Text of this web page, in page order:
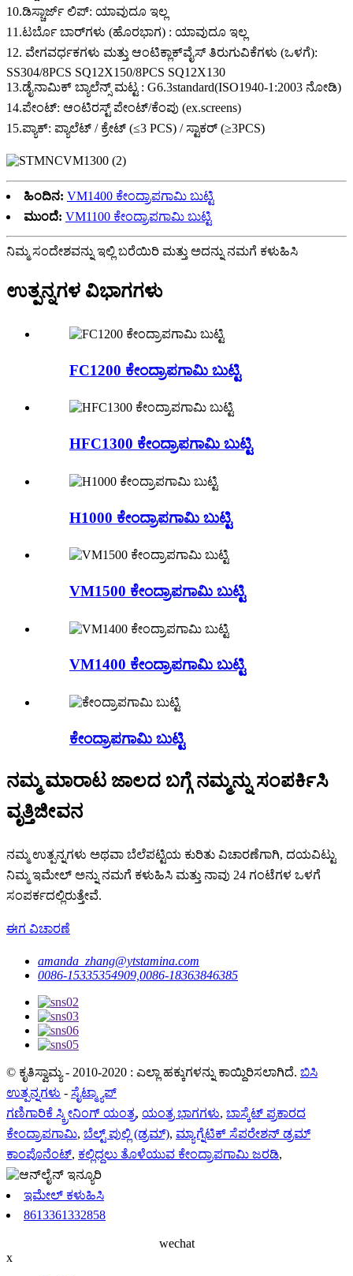
10.ಡಿಸ್ಚಾರ್ಜ್ ಲಿಪ್: ಯಾವುದೂ ಇಲ್ಲ
11.ಟರ್ಬೊ ಬಾರ್‌ಗಳು (ಹೊರಭಾಗ) : ಯಾವುದೂ ಇಲ್ಲ
12. ವೇಗವರ್ಧಕಗಳು ಮತ್ತು ಆಂಟಿಕ್ಲಾಕ್‌ವೈಸ್ ತಿರುಗುವಿಕೆಗಳು (ಒಳಗೆ):
SS304/8PCS SQ12X150/8PCS SQ12X130
13.ಡೈನಾಮಿಕ್ ಬ್ಯಾಲೆನ್ಸ್ ಮಟ್ಟ : G6.3standard(ISO1940-1:2003 ನೋಡಿ)
14.ಪೇಂಟ್: ಆಂಟಿರಸ್ಟ್ ಪೇಂಟ್/ಕೆಂಪು (ex.screens)
15.ಪ್ಯಾಕ್: ಪ್ಯಾಲೆಟ್ / ಕ್ರೇಟ್ (≤3 PCS) / ಸ್ಟಾಕರ್ (≥3PCS)
ಹಿಂದಿನ: VM1400 ಕೇಂದ್ರಾಪಗಾಮಿ ಬುಟ್ಟಿ
ಮುಂದೆ: VM1100 ಕೇಂದ್ರಾಪಗಾಮಿ ಬುಟ್ಟಿ
ನಿಮ್ಮ ಸಂದೇಶವನ್ನು ಇಲ್ಲಿ ಬರೆಯಿರಿ ಮತ್ತು ಅದನ್ನು ನಮಗೆ ಕಳುಹಿಸಿ
ಉತ್ಪನ್ನಗಳ ವಿಭಾಗಗಳು
FC1200 ಕೇಂದ್ರಾಪಗಾಮಿ ಬುಟ್ಟಿ
HFC1300 ಕೇಂದ್ರಾಪಗಾಮಿ ಬುಟ್ಟಿ
H1000 ಕೇಂದ್ರಾಪಗಾಮಿ ಬುಟ್ಟಿ
VM1500 ಕೇಂದ್ರಾಪಗಾಮಿ ಬುಟ್ಟಿ
VM1400 ಕೇಂದ್ರಾಪಗಾಮಿ ಬುಟ್ಟಿ
ಕೇಂದ್ರಾಪಗಾಮಿ ಬುಟ್ಟಿ
ನಮ್ಮ ಮಾರಾಟ ಜಾಲದ ಬಗ್ಗೆ ನಮ್ಮನ್ನು ಸಂಪರ್ಕಿಸಿ
ವೃತ್ತಿಜೀವನ
ನಮ್ಮ ಉತ್ಪನ್ನಗಳು ಅಥವಾ ಬೆಲೆಪಟ್ಟಿಯ ಕುರಿತು ವಿಚಾರಣೆಗಾಗಿ, ದಯವಿಟ್ಟು
ನಿಮ್ಮ ಇಮೇಲ್ ಅನ್ನು ನಮಗೆ ಕಳುಹಿಸಿ ಮತ್ತು ನಾವು 24 ಗಂಟೆಗಳ ಒಳಗೆ
ಸಂಪರ್ಕದಲ್ಲಿರುತ್ತೇವೆ.
ಈಗ ವಿಚಾರಣೆ
amanda_zhang@ytstamina.com
0086-15335354909,0086-18363846385
© ಕೃತಿಸ್ವಾಮ್ಯ - 2010-2020 : ಎಲ್ಲಾ ಹಕ್ಕುಗಳನ್ನು ಕಾಯ್ದಿರಿಸಲಾಗಿದೆ. ಬಿಸಿ
ಉತ್ಪನ್ನಗಳು - ಸೈಟ್ಮ್ಯಾಪ್
ಗಣಿಗಾರಿಕೆ ಸ್ಕ್ರೀನಿಂಗ್ ಯಂತ್ರ, ಯಂತ್ರ ಭಾಗಗಳು, ಬಾಸ್ಕೆಟ್ ಪ್ರಕಾರದ
ಕೇಂದ್ರಾಪಗಾಮಿ, ಬೆಲ್ಟ್ ಪುಲ್ಲಿ (ಡ್ರಮ್), ಮ್ಯಾಗ್ನೆಟಿಕ್ ಸೆಪರೇಶನ್ ಡ್ರಮ್
ಕಾಂಪೊನೆಂಟ್, ಕಲ್ಲಿದ್ದಲು ತೊಳೆಯುವ ಕೇಂದ್ರಾಪಗಾಮಿ ಜರಡಿ,
ಇಮೇಲ್ ಕಳುಹಿಸಿ
8613361332858
wechat
x